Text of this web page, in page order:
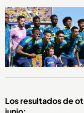
Los resultados de